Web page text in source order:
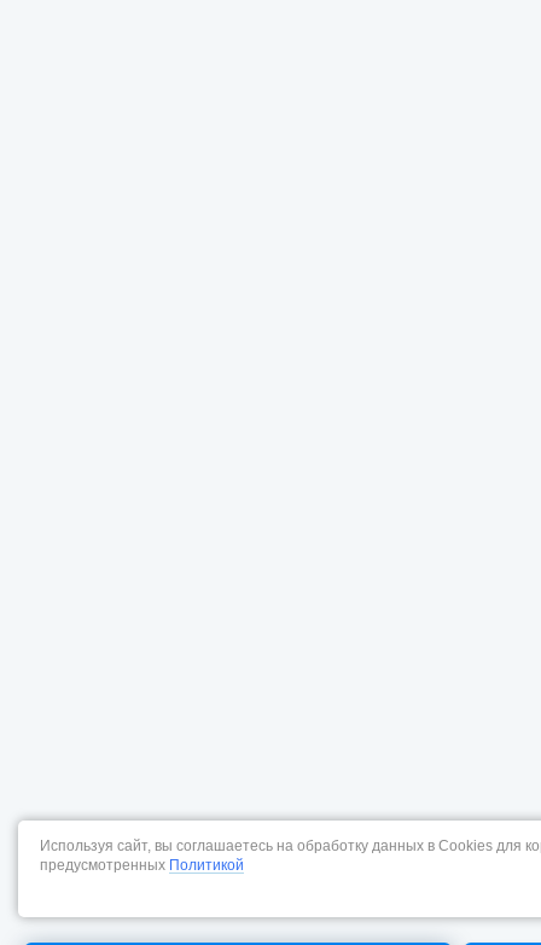
Используя сайт, вы соглашаетесь на обработку данных в Cookies для
предусмотренных Политикой